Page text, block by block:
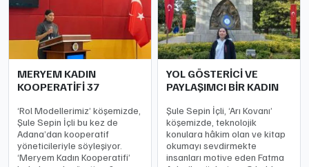
MERYEM KADIN
KOOPERATİFİ 37
‘Rol Modellerimiz’ köşemizde,
Şule Sepin İçli bu kez de
Adana’dan kooperatif
yöneticileriyle söyleşiyor.
‘Meryem Kadın Kooperatifi’
YOL GÖSTERİCİ VE
PAYLAŞIMCI BİR KADIN
Şule Sepin İçli, ‘Arı Kovanı’
köşemizde, teknolojik
konulara hâkim olan ve kitap
okumayı sevdirmekte
insanları motive eden Fatma